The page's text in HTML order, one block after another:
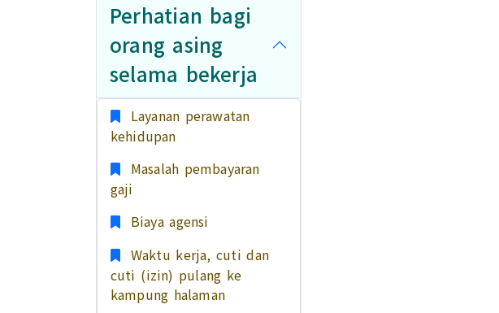
Perhatian bagi
orang asing
selama bekerja
Layanan perawatan
kehidupan
Masalah pembayaran
gaji
Biaya agensi
Waktu kerja, cuti dan
cuti (izin) pulang ke
kampung halaman